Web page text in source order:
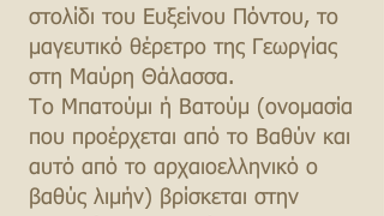
στολίδι του Ευξείνου Πόντου, το
μαγευτικό θέρετρο της Γεωργίας
στη Μαύρη Θάλασσα.
Το Μπατούμι ή Βατούμ (ονομασία
που προέρχεται από το Βαθύν και
αυτό από το αρχαιοελληνικό ο
βαθύς λιμήν) βρίσκεται στην